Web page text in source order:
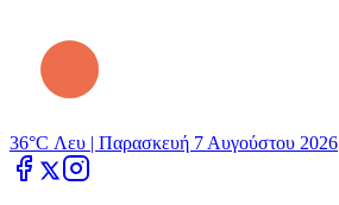
36°C Λευ | Παρασκευή 7 Αυγούστου 2026